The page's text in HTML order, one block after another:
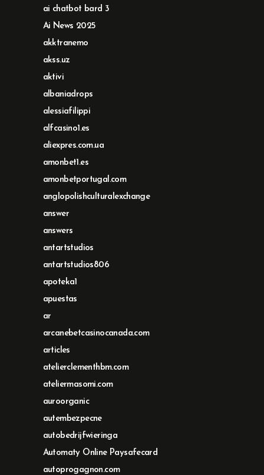
ai chatbot bard 3
Ai News 2025
akktranemo
akss.uz
aktivi
albaniadrops
alessiafilippi
alfcasino1.es
aliexpres.com.ua
amonbet1.es
amonbetportugal.com
anglopolishculturalexchange
answer
answers
antartstudios
antartstudios806
apoteka1
apuestas
ar
arcanebetcasinocanada.com
articles
atelierclementhbm.com
ateliermasomi.com
auroorganic
autembezpecne
autobedrijfwieringa
Automaty Online Paysafecard
autoprogagnon.com